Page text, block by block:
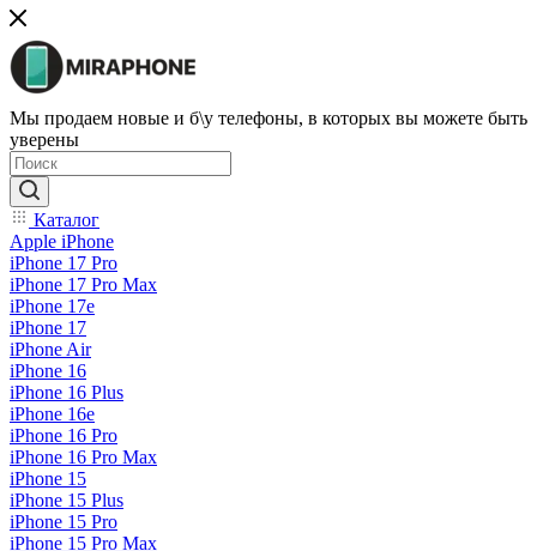
Мы продаем новые и б\у телефоны, в которых вы можете быть
уверены
Каталог
Apple iPhone
iPhone 17 Pro
iPhone 17 Pro Max
iPhone 17e
iPhone 17
iPhone Air
iPhone 16
iPhone 16 Plus
iPhone 16e
iPhone 16 Pro
iPhone 16 Pro Max
iPhone 15
iPhone 15 Plus
iPhone 15 Pro
iPhone 15 Pro Max